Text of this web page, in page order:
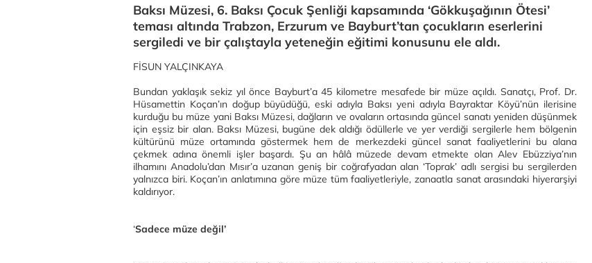
Baksı Müzesi, 6. Baksı Çocuk Şenliği kapsamında ‘Gökkuşağının Ötesi’
teması altında Trabzon, Erzurum ve Bayburt’tan çocukların eserlerini
sergiledi ve bir çalıştayla yeteneğin eğitimi konusunu ele aldı.
FİSUN YALÇINKAYA
Bundan yaklaşık sekiz yıl önce Bayburt’a 45 kilometre mesafede bir müze açıldı. Sanatçı, Prof. Dr.
Hüsamettin Koçan’ın doğup büyüdüğü, eski adıyla Baksı yeni adıyla Bayraktar Köyü’nün ilerisine
kurduğu bu müze yani Baksı Müzesi, dağların ve ovaların ortasında güncel sanatı yeniden düşünmek
için eşsiz bir alan. Baksı Müzesi, bugüne dek aldığı ödüllerle ve yer verdiği sergilerle hem bölgenin
kültürünü müze ortamında göstermek hem de merkezdeki güncel sanat faaliyetlerini bu alana
çekmek adına önemli işler başardı. Şu an hâlâ müzede devam etmekte olan Alev Ebüzziya’nın
ilhamını Anadolu’dan Mısır’a uzanan geniş bir coğrafyadan alan ‘Toprak’ adlı sergisi bu sergilerden
yalnızca biri. Koçan’ın anlatımına göre müze tüm faaliyetleriyle, zanaatla sanat arasındaki hiyerarşiyi
kaldırıyor.
‘Sadece müze değil’